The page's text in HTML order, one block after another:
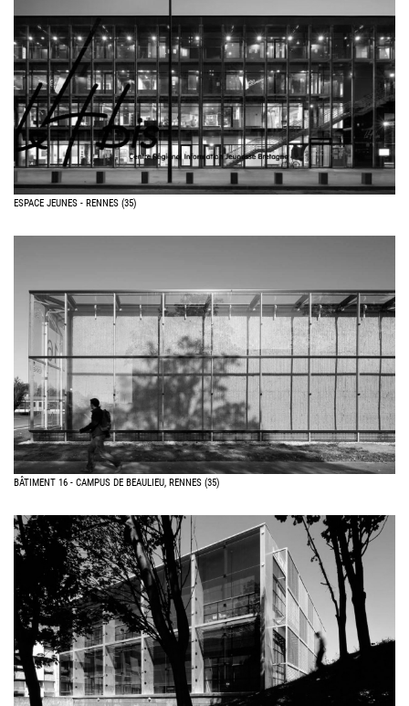
ESPACE JEUNES - RENNES (35)
BÂTIMENT 16 - CAMPUS DE BEAULIEU, RENNES (35)